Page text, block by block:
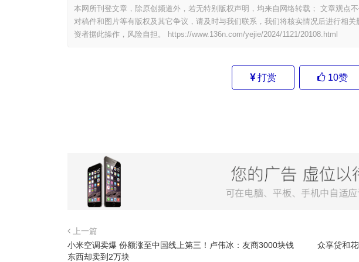
本网所刊登文章，除原创频道外，若无特别版权声明，均来自网络转载； 文章观点
对稿件和图片等有版权及其它争议，请及时与我们联系，我们将核实情况后进行相
资者据此操作，风险自担。
https://www.136n.com/yejie/2024/1121/20108.html
打赏 10赞
上一篇
小米空调卖爆 份额涨至中国线上第三！卢伟冰：友商3000块钱
东西却卖到2万块
众享贷和